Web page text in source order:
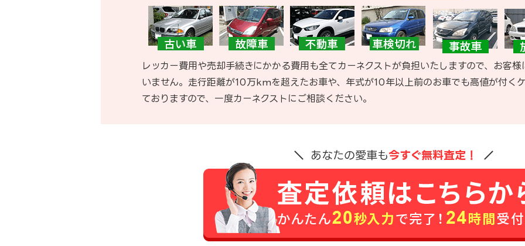
レッカー費用や売却手続きにかかる費用も全てカーネクストが負担いたしますので、お客
いません。走行距離が10万kmを超えたお車や、年式が10年以上前のお車でも高値が付く
ておりますので、一度カーネクストにご相談ください。
あなたの愛車も今すぐ無料査定！